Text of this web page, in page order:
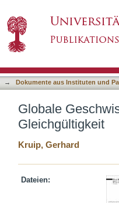
→ Dokumente aus Instituten und
Globale
Gleichgültigkeit
Kruip, Gerhard
Dateien: